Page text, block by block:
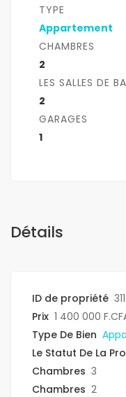
TYPE
Appartement
CHAMBRES
2
LES SALLES DE
2
GARAGES
1
Détails
ID de propriété
Prix 1 400 000
Type De Bien
Le Statut De La
Chambres 3
Chambres 2